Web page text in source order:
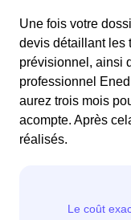
Une fois votre
devis détaillant les
prévisionnel, ainsi
professionnel
aurez trois mois
acompte. Après
réalisés.